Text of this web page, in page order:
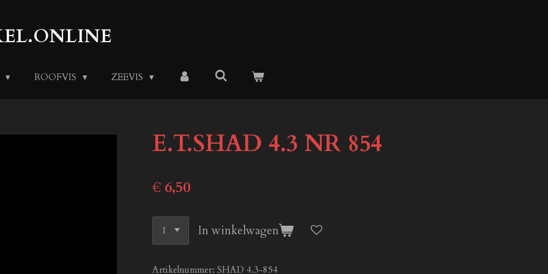
ROOFVIS ZEEVIS
E.T.SHAD 4.3 NR 854
€ 6,50
In winkelwagen
Artikelnummer: SHAD 4.3-854